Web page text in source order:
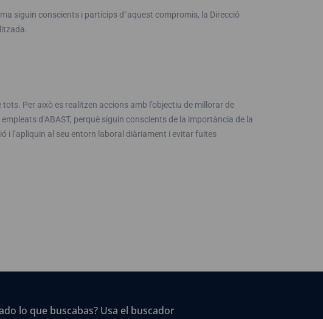
siguin conscients i partícips d‟aquest compromís, la Direcció
Per això es realitzen accions amb l’objectiu de millorar de
d’ABAST, perquè siguin conscients de la importància de la
i l’apliquin al seu entorn laboral diàriament i evitar fuites
lo que buscabas? Usa el buscador